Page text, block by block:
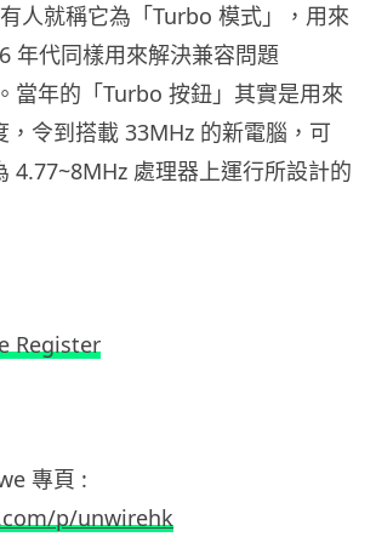
人就稱它為「Turbo 模式」，用來
年代同樣用來解決兼容問題
當年的「Turbo 按鈕」其實是用來
，令到搭載 33MHz 的新電腦，可
4.77~8MHz 處理器上運行所設計的
Register
專頁 :
p/unwirehk